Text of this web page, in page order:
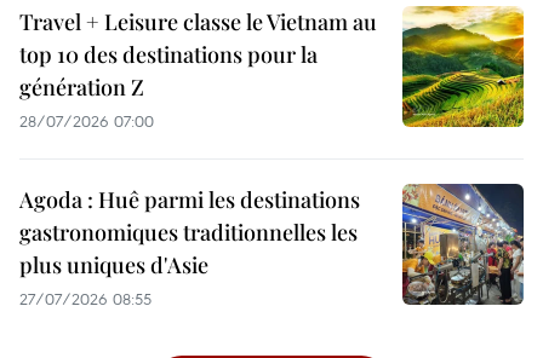
Travel + Leisure classe le Vietnam au
top 10 des destinations pour la
génération Z
28/07/2026 07:00
Agoda : Huê parmi les destinations
gastronomiques traditionnelles les
plus uniques d'Asie
27/07/2026 08:55